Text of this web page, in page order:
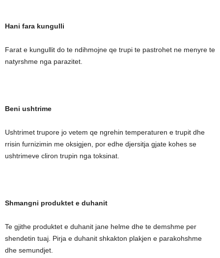
Hani fara kungulli
Farat e kungullit do te ndihmojne qe trupi te pastrohet ne menyre te
natyrshme nga parazitet.
Beni ushtrime
Ushtrimet trupore jo vetem qe ngrehin temperaturen e trupit dhe
rrisin furnizimin me oksigjen, por edhe djersitja gjate kohes se
ushtrimeve cliron trupin nga toksinat.
Shmangni produktet e duhanit
Te gjithe produktet e duhanit jane helme dhe te demshme per
shendetin tuaj. Pirja e duhanit shkakton plakjen e parakohshme
dhe semundjet.